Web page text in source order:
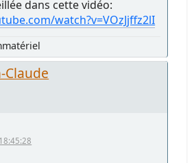
dans cette vidéo:
watch?v=VOzJjffz2lI
Claude